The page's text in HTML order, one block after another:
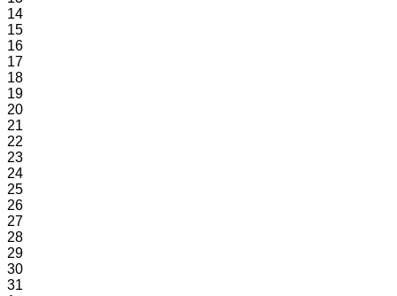
14
15
16
17
18
19
20
21
22
23
24
25
26
27
28
29
30
31